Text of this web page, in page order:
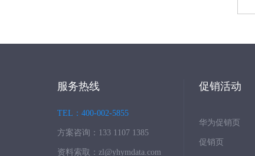
服务热线
TEL：400-002-5855
方案咨询：133 1107 1385
资料索取：zl@yhymdata.com
促销活动
华为促销页
促销页